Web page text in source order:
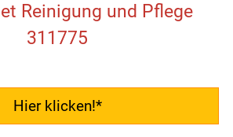
Reinigung und Pflege
311775
Hier klicken!*